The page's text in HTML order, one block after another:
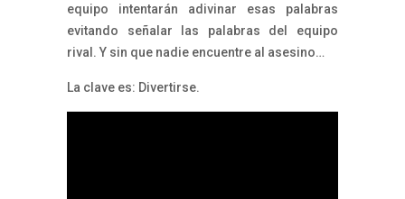
equipo intentarán adivinar esas palabras
evitando señalar las palabras del equipo
rival. Y sin que nadie encuentre al asesino…
La clave es: Divertirse.